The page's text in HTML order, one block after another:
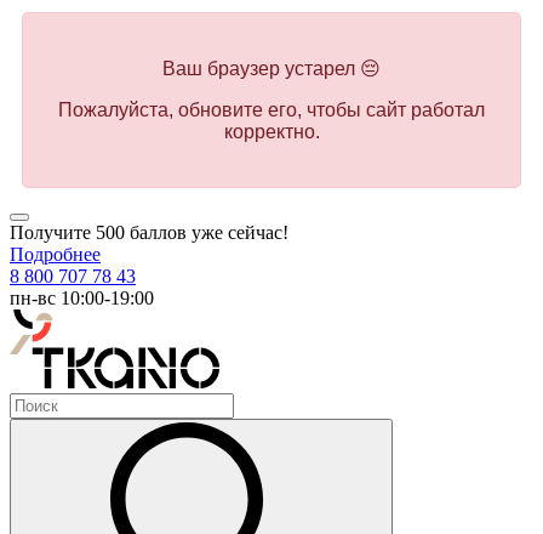
Ваш браузер устарел 😔
Пожалуйста, обновите его, чтобы сайт работал
корректно.
Получите 500 баллов уже сейчас!
Подробнее
8 800 707 78 43
пн-вс 10:00-19:00